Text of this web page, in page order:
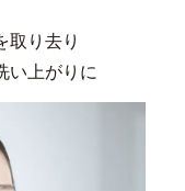
取り去り
い上がりに